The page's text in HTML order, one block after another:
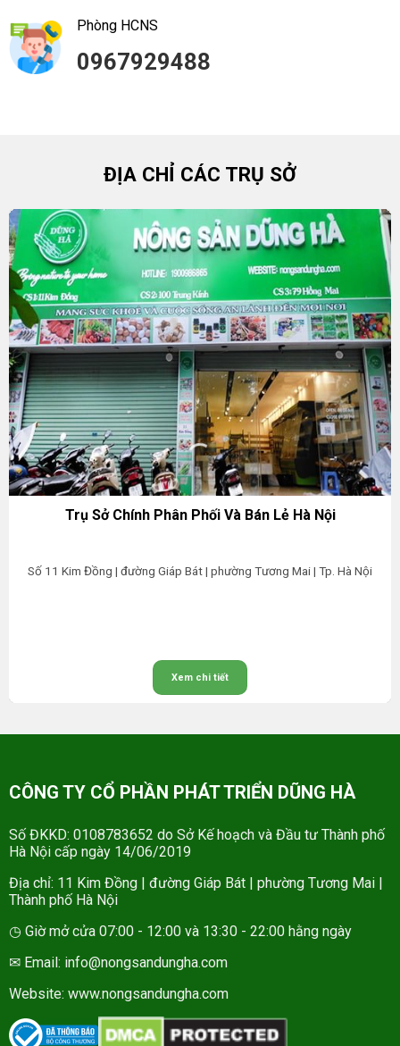
Phòng HCNS
0967929488
ĐỊA CHỈ CÁC TRỤ SỞ
Trụ Sở Chính Phân Phối Và Bán Lẻ Hà Nội
Số 11 Kim Đồng | đường Giáp Bát | phường Tương Mai | Tp. Hà Nội
Xem chi tiết
CÔNG TY CỔ PHẦN PHÁT TRIỂN DŨNG HÀ
Số ĐKKD: 0108783652 do Sở Kế hoạch và Đầu tư Thành phố
Hà Nội cấp ngày 14/06/2019
Địa chỉ: 11 Kim Đồng | đường Giáp Bát | phường Tương Mai |
Thành phố Hà Nội
◷ Giờ mở cửa 07:00 - 12:00 và 13:30 - 22:00 hằng ngày
✉ Email: info@nongsandungha.com
Website: www.nongsandungha.com